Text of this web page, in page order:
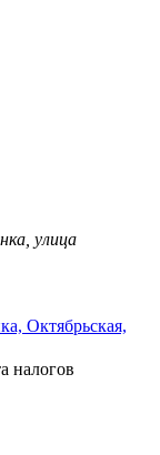
улица
Октябрьская,
налогов